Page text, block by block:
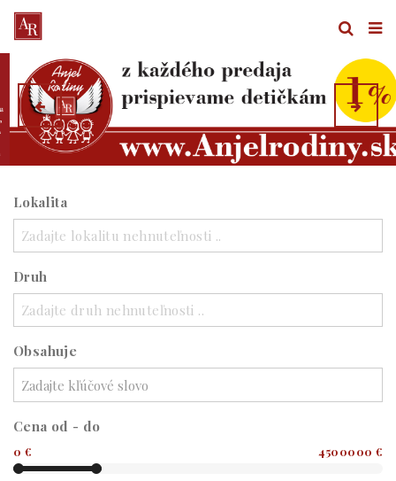
Lokalita
Zadajte lokalitu nehnuteľnosti ..
Druh
Zadajte druh nehnuteľnosti ..
Obsahuje
Cena od - do
0 € 4500000 €